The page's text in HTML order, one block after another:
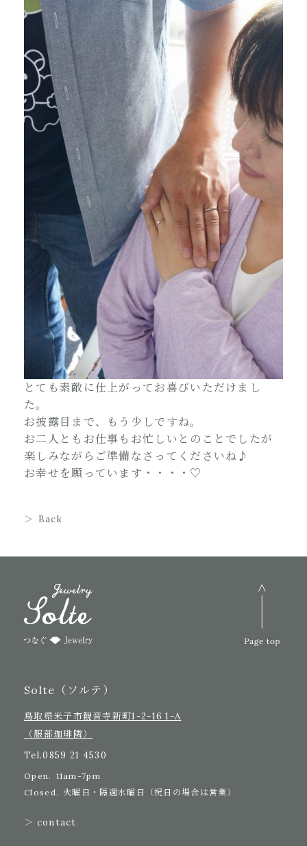
とても素敵に仕上がってお喜びいただけまし
た。
お披露目まで、もう少しですね。
お二人ともお仕事もお忙しいとのことでしたが
楽しみながらご準備なさってくださいね♪
お幸せを願っています・・・・♡
Back
Solte（ソルテ）
鳥取県米子市観音寺新町1-2-16 1-A
（服部珈琲隣）
Tel.0859 21 4530
Open. 11am-7pm
Closed. 火曜日・隔週水曜日（祝日の場合は営業）
＞ contact